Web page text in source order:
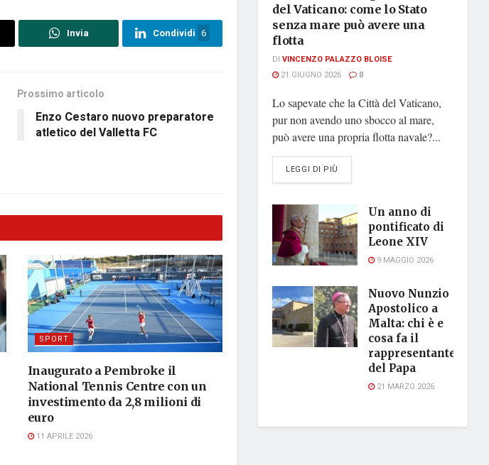
Invia Condividi 6
Prossimo articolo
Enzo Cestaro nuovo preparatore
atletico del Valletta FC
SPORT
Inaugurato a Pembroke il
National Tennis Centre con un
investimento da 2,8 milioni di
euro
11 APRILE 2026
del Vaticano: come lo Stato
senza mare può avere una
flotta
DI VINCENZO PALAZZO BLOISE
21 GIUGNO 2026
0
Lo sapevate che la Città del Vaticano,
pur non avendo uno sbocco al mare,
può avere una propria flotta navale?...
LEGGI DI PIÙ
Un anno di
pontificato di
Leone XIV
9 MAGGIO 2026
Nuovo Nunzio
Apostolico a
Malta: chi è e
cosa fa il
rappresentante
del Papa
21 MARZO 2026